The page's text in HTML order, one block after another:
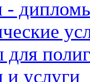
-
для
и услуги